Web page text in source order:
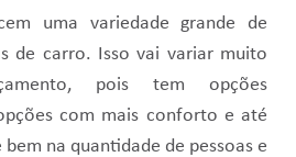
uma variedade grande de
de carro. Isso vai variar muito
pois tem opções
com mais conforto e até
na quantidade de pessoas e